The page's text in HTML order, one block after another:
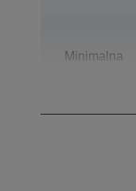
Minimalna